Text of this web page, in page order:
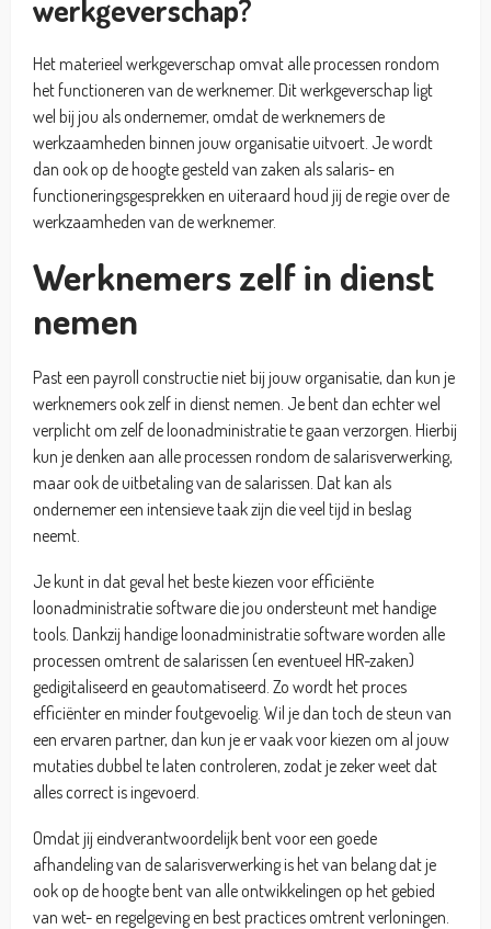
werkgeverschap?
Het materieel werkgeverschap omvat alle processen rondom
het functioneren van de werknemer. Dit werkgeverschap ligt
wel bij jou als ondernemer, omdat de werknemers de
werkzaamheden binnen jouw organisatie uitvoert. Je wordt
dan ook op de hoogte gesteld van zaken als salaris- en
functioneringsgesprekken en uiteraard houd jij de regie over de
werkzaamheden van de werknemer.
Werknemers zelf in dienst
nemen
Past een payroll constructie niet bij jouw organisatie, dan kun je
werknemers ook zelf in dienst nemen. Je bent dan echter wel
verplicht om zelf de loonadministratie te gaan verzorgen. Hierbij
kun je denken aan alle processen rondom de salarisverwerking,
maar ook de uitbetaling van de salarissen. Dat kan als
ondernemer een intensieve taak zijn die veel tijd in beslag
neemt.
Je kunt in dat geval het beste kiezen voor efficiënte
loonadministratie software die jou ondersteunt met handige
tools. Dankzij handige loonadministratie software worden alle
processen omtrent de salarissen (en eventueel HR-zaken)
gedigitaliseerd en geautomatiseerd. Zo wordt het proces
efficiënter en minder foutgevoelig. Wil je dan toch de steun van
een ervaren partner, dan kun je er vaak voor kiezen om al jouw
mutaties dubbel te laten controleren, zodat je zeker weet dat
alles correct is ingevoerd.
Omdat jij eindverantwoordelijk bent voor een goede
afhandeling van de salarisverwerking is het van belang dat je
ook op de hoogte bent van alle ontwikkelingen op het gebied
van wet- en regelgeving en best practices omtrent verloningen.